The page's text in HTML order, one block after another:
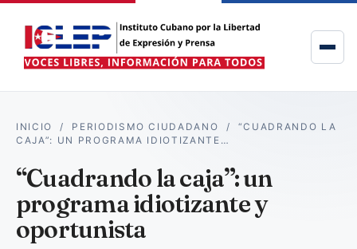
INICIO / PERIODISMO CIUDADANO / “CUADRANDO LA
CAJA”: UN PROGRAMA IDIOTIZANTE…
“Cuadrando la caja”: un
programa idiotizante y
oportunista